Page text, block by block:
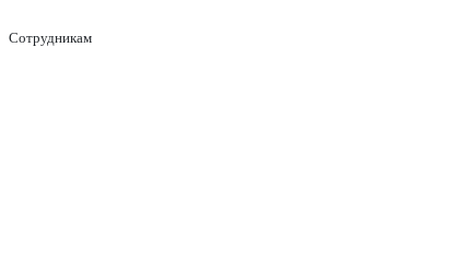
Сотрудникам